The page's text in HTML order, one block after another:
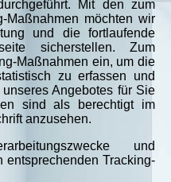
Mit den zum
Maßnahmen möchten wir
und die fortlaufende
sicherstellen. Zum
Maßnahmen ein, um die
zu erfassen und
Angebotes für Sie
sind als berechtigt im
anzusehen.
und
entsprechenden Tracking-